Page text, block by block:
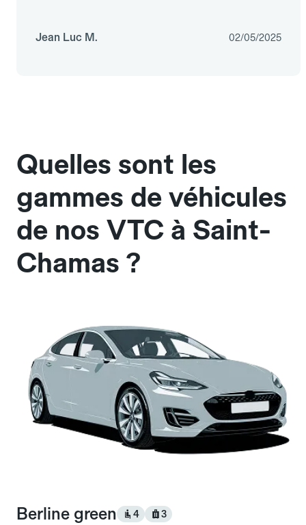
Jean Luc M. 02/05/2025
Quelles sont les
gammes de véhicules
de nos VTC à Saint-
Chamas ?
Berline green 4 3